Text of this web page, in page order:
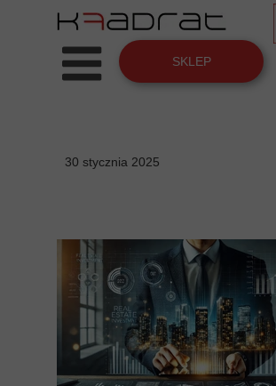
SKLEP
30 stycznia 2025